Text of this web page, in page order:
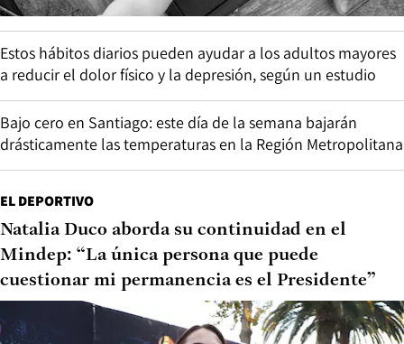
Estos hábitos diarios pueden ayudar a los adultos mayores
a reducir el dolor físico y la depresión, según un estudio
Bajo cero en Santiago: este día de la semana bajarán
drásticamente las temperaturas en la Región Metropolitana
EL DEPORTIVO
Natalia Duco aborda su continuidad en el
Mindep: “La única persona que puede
cuestionar mi permanencia es el Presidente”